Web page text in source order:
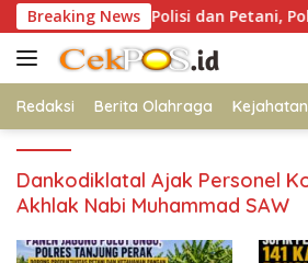
Langsung
ke
konten
Breaking News
Sinergi Polisi dan Petani, Polres
Redaksi Berita Olahraga Kejahatan
Dankodiklatal Ajak Personel
Akhlak Nabi Muhammad SAW